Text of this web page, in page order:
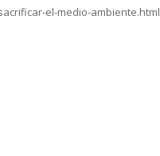
el-medio-ambiente.html